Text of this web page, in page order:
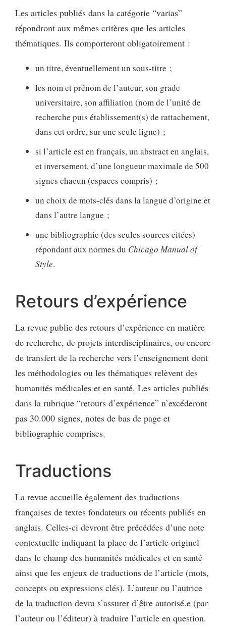
Les articles publiés dans la catégorie “varias”
répondront aux mêmes critères que les articles
thématiques. Ils comporteront obligatoirement :
un titre, éventuellement un sous-titre ;
les nom et prénom de l’auteur, son grade
universitaire, son affiliation (nom de l’unité de
recherche puis établissement(s) de rattachement,
dans cet ordre, sur une seule ligne) ;
si l’article est en français, un abstract en anglais,
et inversement, d’une longueur maximale de 500
signes chacun (espaces compris) ;
un choix de mots-clés dans la langue d’origine et
dans l’autre langue ;
une bibliographie (des seules sources citées)
répondant aux normes du Chicago Manual of
Style.
Retours d’expérience
La revue publie des retours d’expérience en matière
de recherche, de projets interdisciplinaires, ou encore
de transfert de la recherche vers l’enseignement dont
les méthodologies ou les thématiques relèvent des
humanités médicales et en santé. Les articles publiés
dans la rubrique “retours d’expérience” n’excéderont
pas 30.000 signes, notes de bas de page et
bibliographie comprises.
Traductions
La revue accueille également des traductions
françaises de textes fondateurs ou récents publiés en
anglais. Celles-ci devront être précédées d’une note
contextuelle indiquant la place de l’article originel
dans le champ des humanités médicales et en santé
ainsi que les enjeux de traductions de l’article (mots,
concepts ou expressions clés). L’auteur ou l’autrice
de la traduction devra s’assurer d’être autorisé.e (par
l’auteur ou l’éditeur) à traduire l’article en question.